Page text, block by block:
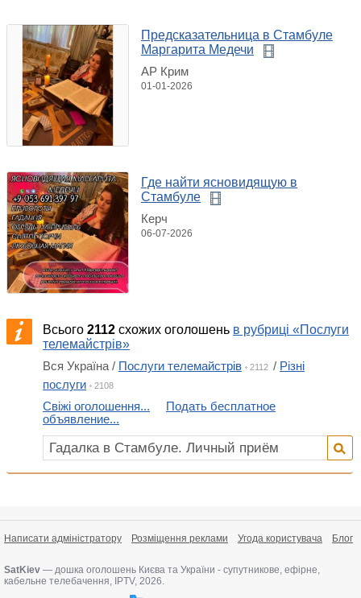
Предсказательница в Стамбуле
Маргарита Медечи
АР Крим
01-01-2026
Где найти ясновидящую в
Стамбуле
Керч
06-07-2026
Всього 2112 схожих оголошень в рубриці «Послуги
телемайстрів»
Вся Україна / Послуги телемайстрів 2112 / Різні
послуги
2108
Свіжі оголошення...
Подать бесплатное
объявление...
Написати адміністратору Розміщення реклами Угода користувача Блог
SatKiev — дошка оголошень Києва та України - супутникове, ефірне,
кабельне телебачення, IPTV, 2026.